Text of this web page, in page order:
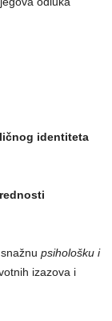
identiteta
psihološku i
izazova i